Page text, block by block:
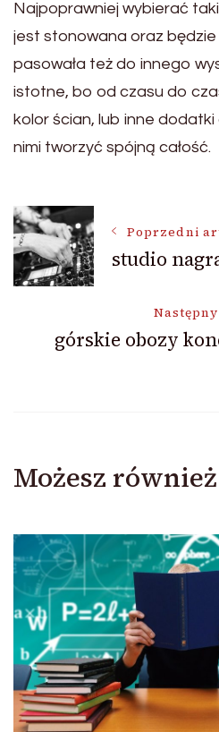
Najpoprawniej wybierać
jest stonowana oraz
pasowała też do innego
istotne, bo od czasu do
kolor ścian, lub inne
nimi tworzyć spójną całość.
Nawigacja
wpisu
Poprzedni
studio
górskie obozy
Możesz